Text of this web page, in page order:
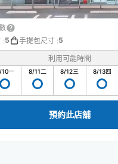
:5 手提包尺寸 :5
利用可能時間
10一 8/11二 8/12三 8/13四
預約此店舖